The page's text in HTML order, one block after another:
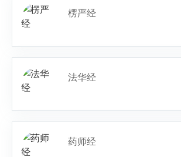
楞严经
法华经
药师经